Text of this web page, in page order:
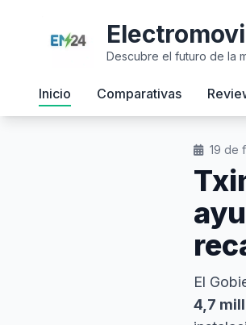
Descubre el futuro de la
Inicio Comparativas
19 de
El
4,7